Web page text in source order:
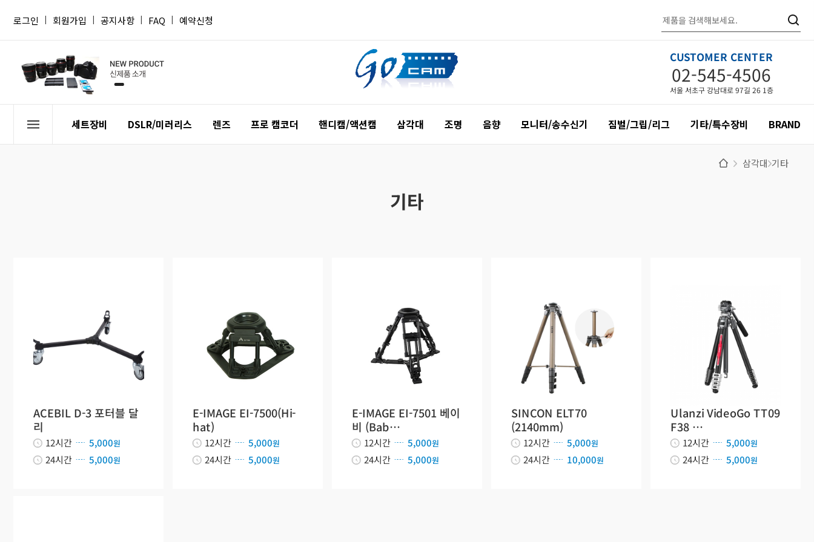
로그인 | 회원가입 | 공지사항 | FAQ | 예약신청
CUSTOMER CENTER
02-545-4506
서울 서초구 강남대로 97길 26 1층
세트장비 DSLR/미러리스 렌즈 프로 캠코더 핸디캠/액션캠 삼각대 조명 음향 모니터/송수신기 짐벌/그립/리그 기타/특수장비 BRAND
삼각대 기타
기타
ACEBIL D-3 포터블 달
리
12시간 5,000원
24시간 5,000원
E-IMAGE EI-7500(Hi-
hat)
12시간 5,000원
24시간 5,000원
E-IMAGE EI-7501 베이
비 (Bab…
12시간 5,000원
24시간 5,000원
SINCON ELT70
(2140mm)
12시간 5,000원
24시간 10,000원
Ulanzi VideoGo TT09
F38 …
12시간 5,000원
24시간 5,000원